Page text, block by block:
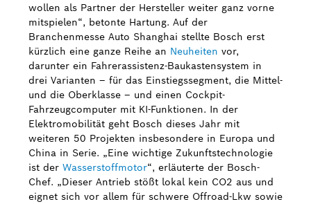
wollen als Partner der Hersteller weiter ganz vorne
mitspielen“, betonte Hartung. Auf der
Branchenmesse Auto Shanghai stellte Bosch erst
kürzlich eine ganze Reihe an Neuheiten vor,
darunter ein Fahrerassistenz-Baukastensystem in
drei Varianten – für das Einstiegssegment, die Mittel-
und die Oberklasse – und einen Cockpit-
Fahrzeugcomputer mit KI-Funktionen. In der
Elektromobilität geht Bosch dieses Jahr mit
weiteren 50 Projekten insbesondere in Europa und
China in Serie. „Eine wichtige Zukunftstechnologie
ist der Wasserstoffmotor“, erläuterte der Bosch-
Chef. „Dieser Antrieb stößt lokal kein CO2 aus und
eignet sich vor allem für schwere Offroad-Lkw sowie